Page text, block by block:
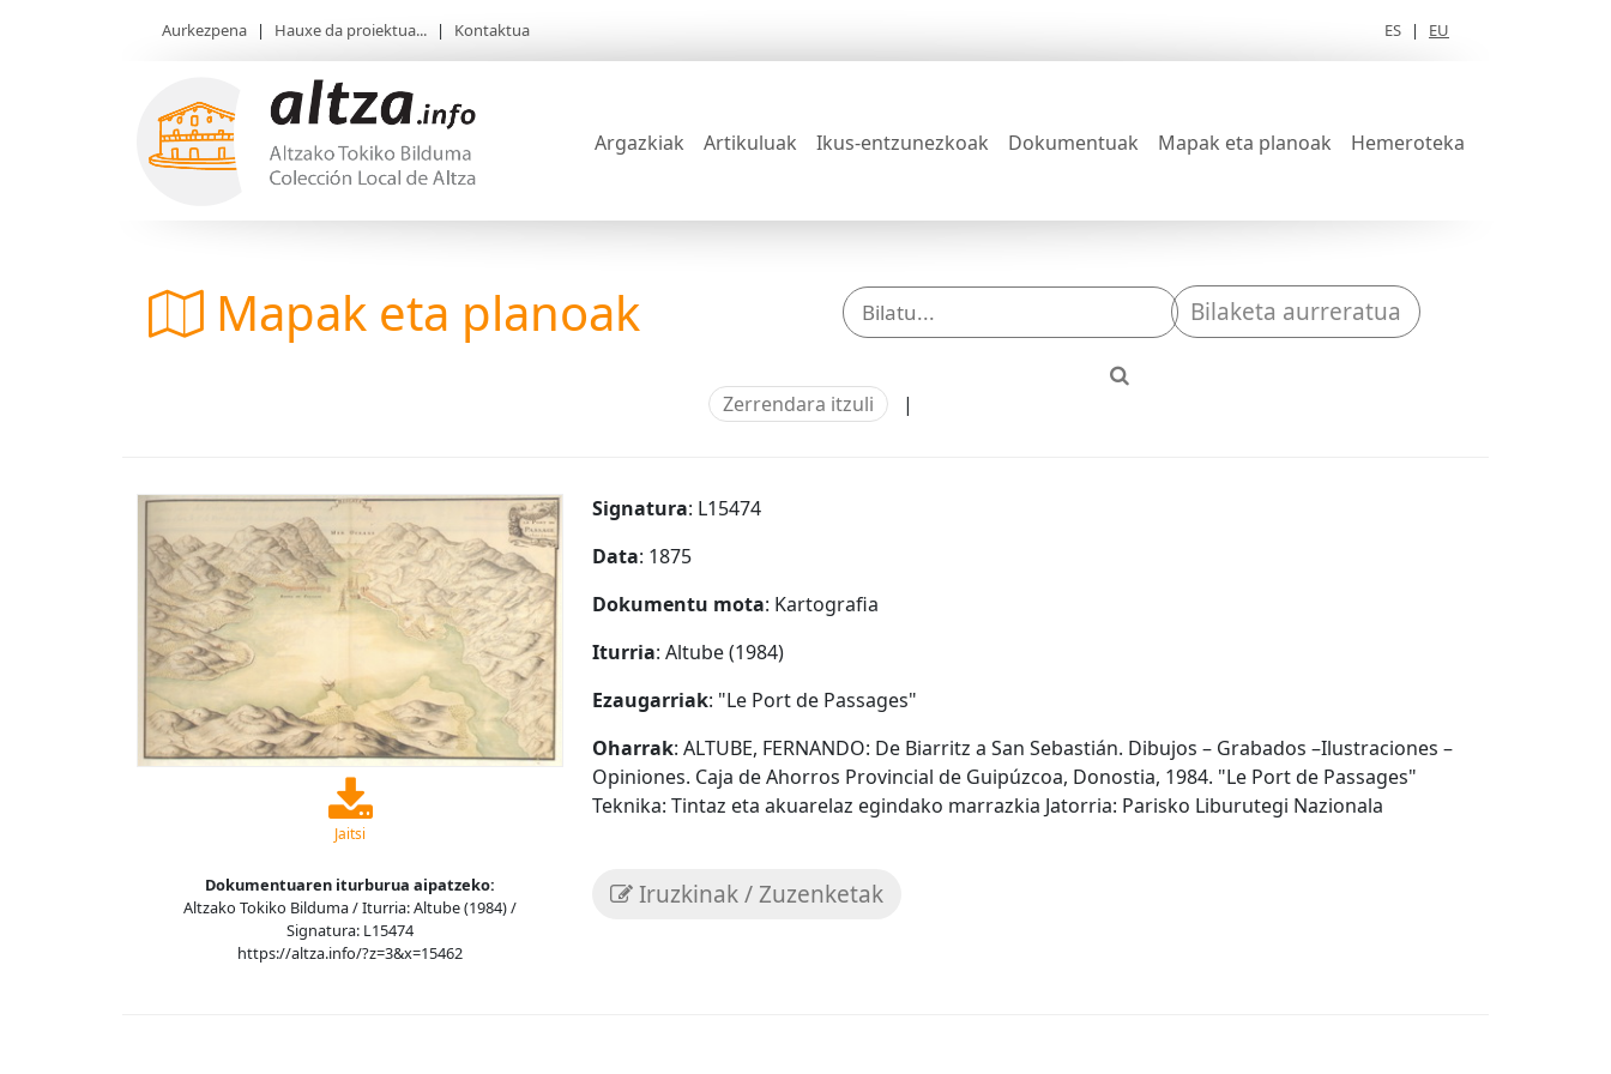
Aurkezpena | Hauxe da proiektua... | Kontaktua ES | EU
Argazkiak Artikuluak Ikus-entzunezkoak Dokumentuak Mapak eta planoak Hemeroteka
Mapak eta planoak Bilaketa aurreratua
Zerrendara itzuli |
Jaitsi
Dokumentuaren iturburua aipatzeko:
Altzako Tokiko Bilduma / Iturria: Altube (1984) /
Signatura: L15474
https://altza.info/?z=3&x=15462
Signatura: L15474
Data: 1875
Dokumentu mota: Kartografia
Iturria: Altube (1984)
Ezaugarriak: "Le Port de Passages"
Oharrak: ALTUBE, FERNANDO: De Biarritz a San Sebastián. Dibujos – Grabados –Ilustraciones –
Opiniones. Caja de Ahorros Provincial de Guipúzcoa, Donostia, 1984. "Le Port de Passages"
Teknika: Tintaz eta akuarelaz egindako marrazkia Jatorria: Parisko Liburutegi Nazionala
Iruzkinak / Zuzenketak